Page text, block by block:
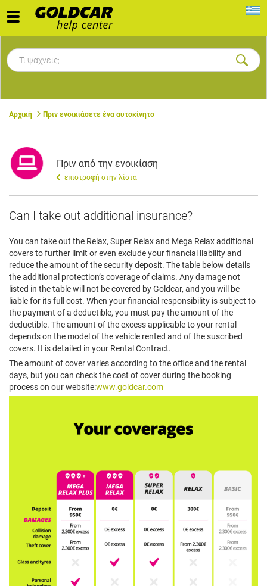
Toggle
navigation
Αρχική Πριν ενοικιάσετε ένα αυτοκίνητο
Πριν από την ενοικίαση
επιστροφή στην λίστα
Can I take out additional insurance?
You can take out the Relax, Super Relax and Mega Relax additional
covers to further limit or even exclude your financial liability and
reduce the amount of the security deposit. The table below details
the additional protection’s coverage of claims. Any damage not
listed in the table will not be covered by Goldcar, and you will be
liable for its full cost. When your financial responsibility is subject to
the payment of a deductible, you must pay the amount of the
deductible. The amount of the excess applicable to your rental
depends on the model of the vehicle rented and of the suscribed
covers. It is detailed in your Rental Contract.
The amount of cover varies according to the office and the rental
days, but you can check the cost of cover during the booking
process on our website:www.goldcar.com